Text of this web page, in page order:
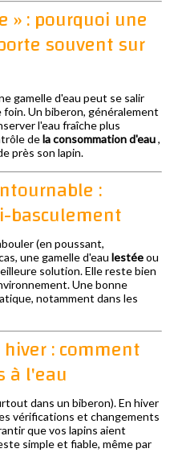
» : pourquoi une
souvent sur
gamelle d'eau peut se salir
Un biberon, généralement
l'eau fraîche plus
dela consommation d'eau,
près son lapin.
:
basculement
(en poussant,
une gamelle d'eau lestéeou
solution. Elle reste bien
Une bonne
notamment dans les
: comment
à l'eau
dans un biberon). En hiver
vérifications et changements
que vos lapins aient
simple et fiable, même par